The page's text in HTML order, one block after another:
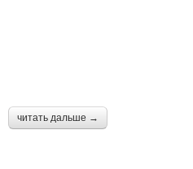
читать дальше →